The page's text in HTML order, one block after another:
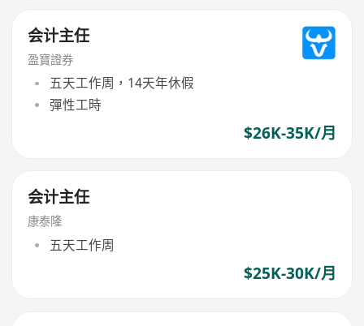
会计主任
盈寶證券
五天工作周，14天年休假
彈性工時
$26K-35K/月
会计主任
康泰隆
五天工作周
$25K-30K/月